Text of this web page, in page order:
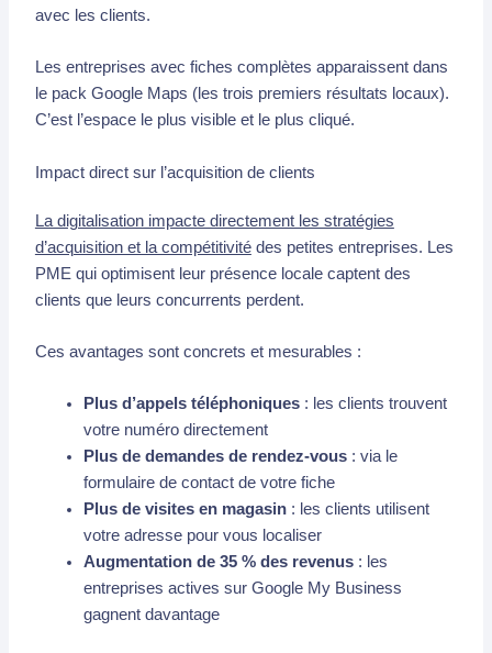
avec les clients.
Les entreprises avec fiches complètes apparaissent dans
le pack Google Maps (les trois premiers résultats locaux).
C’est l’espace le plus visible et le plus cliqué.
Impact direct sur l’acquisition de clients
La digitalisation impacte directement les stratégies
d’acquisition et la compétitivitédes petites entreprises. Les
PME qui optimisent leur présence locale captent des
clients que leurs concurrents perdent.
Ces avantages sont concrets et mesurables :
Plus d’appels téléphoniques: les clients trouvent
votre numéro directement
Plus de demandes de rendez-vous: via le
formulaire de contact de votre fiche
Plus de visites en magasin: les clients utilisent
votre adresse pour vous localiser
Augmentation de 35 % des revenus: les
entreprises actives sur Google My Business
gagnent davantage